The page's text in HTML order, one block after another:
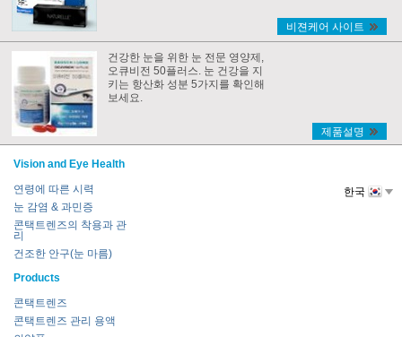
비젼케어 사이트
건강한 눈을 위한 눈 전문 영양제,
오큐비전 50플러스. 눈 건강을 지
키는 항산화 성분 5가지를 확인해
보세요.
제품설명
Vision and Eye Health
연령에 따른 시력
눈 감염 & 과민증
콘택트렌즈의 착용과 관
리
건조한 안구(눈 마름)
Products
콘택트렌즈
콘택트렌즈 관리 용액
한국